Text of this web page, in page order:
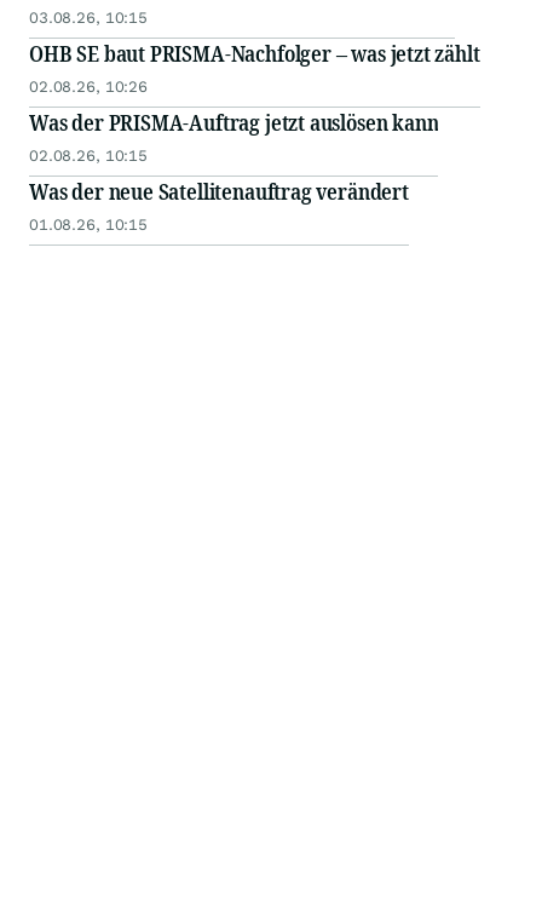
03.08.26, 10:15
OHB SE baut PRISMA-Nachfolger – was jetzt zählt
02.08.26, 10:26
Was der PRISMA-Auftrag jetzt auslösen kann
02.08.26, 10:15
Was der neue Satellitenauftrag verändert
01.08.26, 10:15